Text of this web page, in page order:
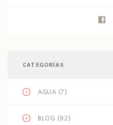
CATEGORÍAS
AGUA (7)
BLOG (92)